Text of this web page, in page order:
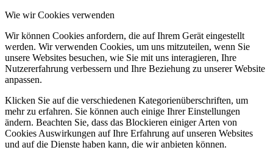
Wie wir Cookies verwenden
Wir können Cookies anfordern, die auf Ihrem Gerät eingestellt
werden. Wir verwenden Cookies, um uns mitzuteilen, wenn Sie
unsere Websites besuchen, wie Sie mit uns interagieren, Ihre
Nutzererfahrung verbessern und Ihre Beziehung zu unserer Website
anpassen.
Klicken Sie auf die verschiedenen Kategorienüberschriften, um
mehr zu erfahren. Sie können auch einige Ihrer Einstellungen
ändern. Beachten Sie, dass das Blockieren einiger Arten von
Cookies Auswirkungen auf Ihre Erfahrung auf unseren Websites
und auf die Dienste haben kann, die wir anbieten können.